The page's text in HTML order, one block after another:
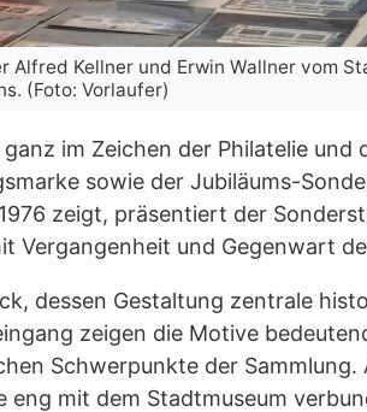
Kellner und Erwin Wallner vom
(Foto: Vorlaufer)
im Zeichen der Philatelie
sowie der Jubiläums-
zeigt, präsentiert der
Vergangenheit und Gegenwart
dessen Gestaltung zentrale
zeigen die Motive
Schwerpunkte der Sammlung.
eng mit dem Stadtmuseum